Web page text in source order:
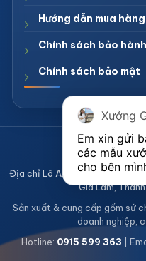
Hướng dẫn mua hàng
Chính sách bảo
Chính sách bảo mật
CÔNG TY
Mã số
Địa chỉ Lô A2, Khu sản xuất
Gia Lâm,
Sản xuất & cung cấp gốm sứ
doanh nghiệp,
Hotline: 0915 599 363 |
Em xin gửi
các mẫu
cho bên